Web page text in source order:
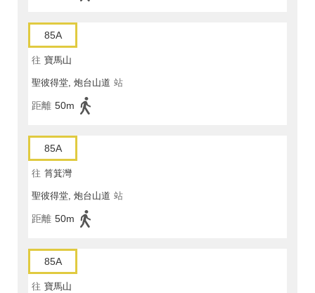
85A
往 寶馬山
聖彼得堂, 炮台山道 站
距離 50m
85A
往 筲箕灣
聖彼得堂, 炮台山道 站
距離 50m
85A
往 寶馬山